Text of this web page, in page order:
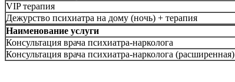
VIP терапия
Дежурство психиатра на дому (ночь) + терапия
Наименование услуги
Консультация врача психиатра-нарколога
Консультация врача психиатра-нарколога (расширенная)